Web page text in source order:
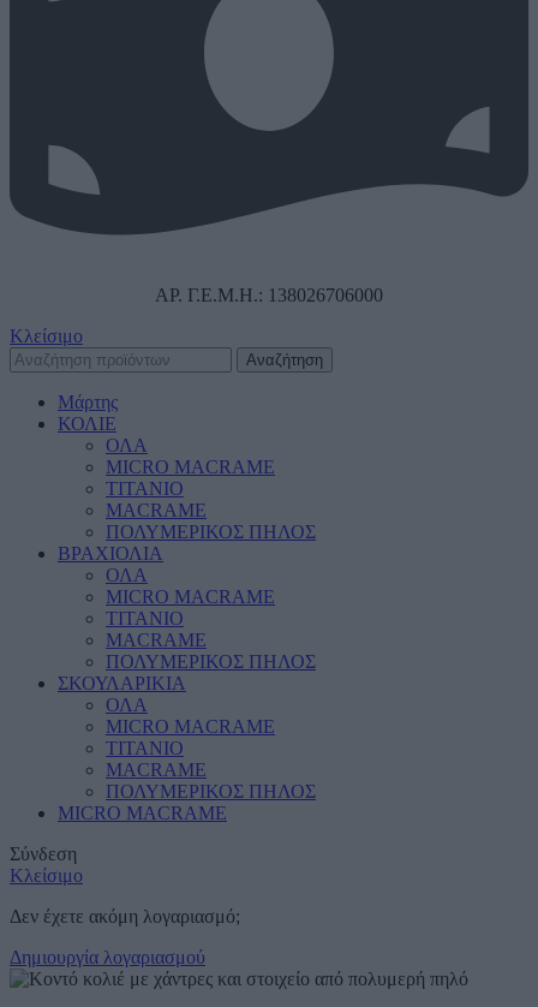
ΑΡ. Γ.Ε.Μ.Η.: 138026706000
Κλείσιμο
Αναζήτηση
Μάρτης
ΚΟΛΙΕ
ΟΛΑ
MICRO MACRAME
ΤΙΤΑΝΙΟ
MACRAME
ΠΟΛΥΜΕΡΙΚΟΣ ΠΗΛΟΣ
ΒΡΑΧΙΟΛΙΑ
ΟΛΑ
MICRO MACRAME
ΤΙΤΑΝΙΟ
MACRAME
ΠΟΛΥΜΕΡΙΚΟΣ ΠΗΛΟΣ
ΣΚΟΥΛΑΡΙΚΙΑ
ΟΛΑ
MICRO MACRAME
ΤΙΤΑΝΙΟ
MACRAME
ΠΟΛΥΜΕΡΙΚΟΣ ΠΗΛΟΣ
MICRO MACRAME
Σύνδεση
Κλείσιμο
Δεν έχετε ακόμη λογαριασμό;
Δημιουργία λογαριασμού